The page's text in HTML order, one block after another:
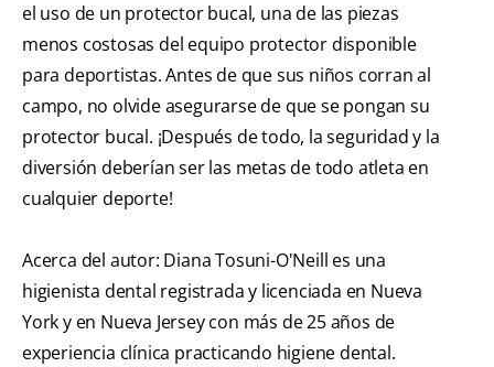
el uso de un protector bucal, una de las piezas
menos costosas del equipo protector disponible
para deportistas. Antes de que sus niños corran al
campo, no olvide asegurarse de que se pongan su
protector bucal. ¡Después de todo, la seguridad y la
diversión deberían ser las metas de todo atleta en
cualquier deporte!
Acerca del autor: Diana Tosuni-O'Neill es una
higienista dental registrada y licenciada en Nueva
York y en Nueva Jersey con más de 25 años de
experiencia clínica practicando higiene dental.